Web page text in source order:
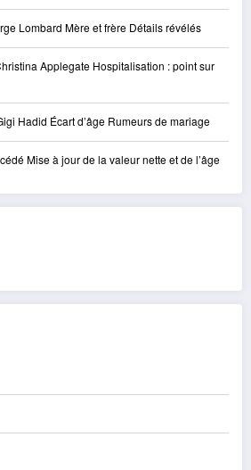
Lombard Mère et frère Détails révélés
Applegate Hospitalisation : point sur
Hadid Écart d’âge Rumeurs de mariage
Mise à jour de la valeur nette et de l’âge